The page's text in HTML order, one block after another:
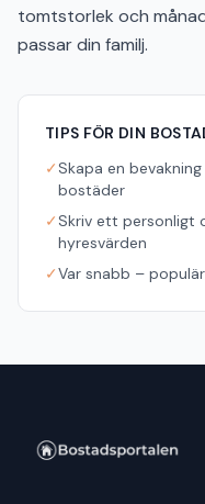
tomtstorlek och
passar din familj.
TIPS FÖR DIN
✓Skapa en
bostäder
✓Skriv ett personligt
hyresvärden
✓Var snabb –